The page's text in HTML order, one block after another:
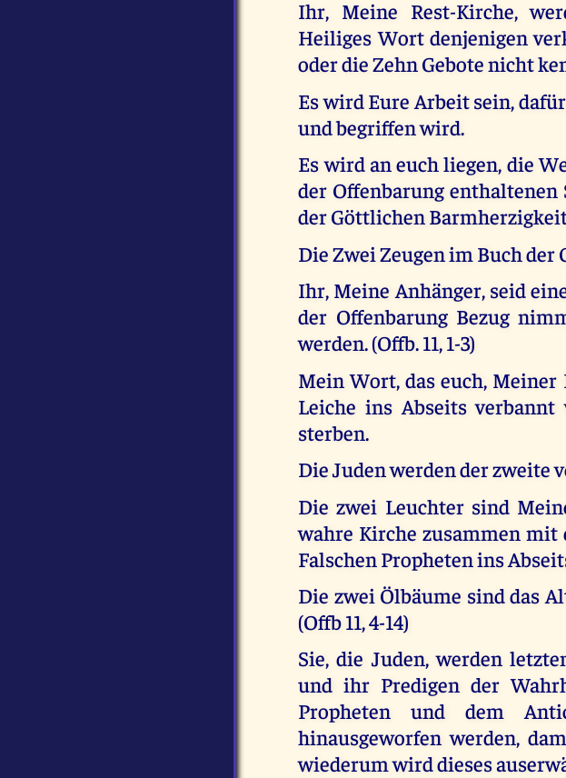
Ihr, Meine Rest-Kirche,
Heiliges Wort denjenigen
oder die Zehn Gebote nicht
Es wird Eure Arbeit sein,
und begriffen wird.
Es wird an euch liegen, die
der Offenbarung
der Göttlichen
Die Zwei Zeugen im Buch der
Ihr, Meine Anhänger, seid
der Offenbarung Bezug
werden. (Offb. 11, 1-3)
Mein Wort, das euch, Meiner
Leiche ins Abseits
sterben.
Die Juden werden der zweite
Die zwei Leuchter sind
wahre Kirche zusammen
Falschen Propheten ins
Die zwei Ölbäume sind das
(Offb 11, 4-14)
Sie, die Juden, werden
und ihr Predigen der
Propheten und dem
hinausgeworfen werden,
wiederum wird dieses